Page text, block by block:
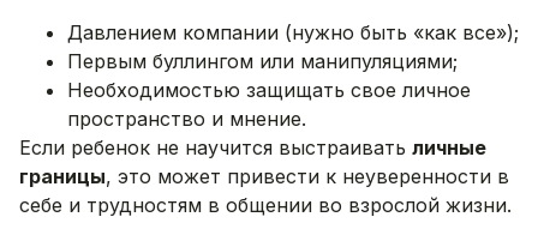
Давлением компании (нужно быть «как все»);
Первым буллингом или манипуляциями;
Необходимостью защищать свое личное
пространство и мнение.
Если ребенок не научится выстраивать личные
границы, это может привести к неуверенности в
себе и трудностям в общении во взрослой жизни.